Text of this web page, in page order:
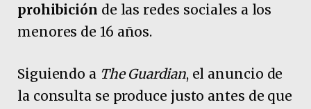
prohibición de las redes sociales a los
menores de 16 años.
Siguiendo a The Guardian, el anuncio de
la consulta se produce justo antes de que